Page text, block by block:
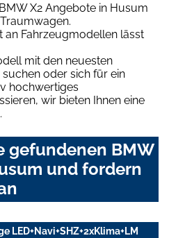
X2 Angebote in Husum
an Fahrzeugmodellen lässt
mit den neuesten
oder sich für ein
hochwertiges
wir bieten Ihnen eine
gefundenen BMW
und fordern
LED+Navi+SHZ+2xKlima+LM